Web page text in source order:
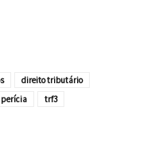
direito tributário
perícia
trf3